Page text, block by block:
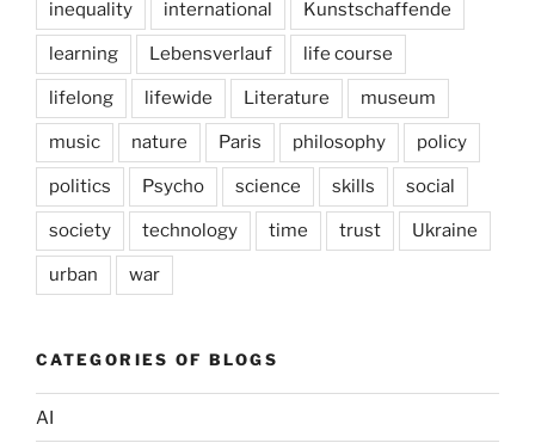
inequality international Kunstschaffende
learning Lebensverlauf life course
lifelong lifewide Literature museum
music nature Paris philosophy policy
politics Psycho science skills social
society technology time trust Ukraine
urban war
CATEGORIES OF BLOGS
AI